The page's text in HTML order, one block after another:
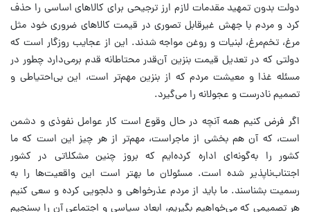
دولت بدون تمهید مقدمات لازم ارز ترجیحی برای کالا‌های اساسی را حذف
کرد و مردم با جهش غیرقابل تصوری در قیمت کالا‌های ضروری خود مثل
مرغ، تخم‌مرغ، لبنیات و روغن مواجه شدند. این از عجایب روزگار است که
دولتی که در تعدیل قیمت بنزین آن‌قدر محتاطانه قدم برمی‌دارد چطور در
مسئله غذا و معیشت مردم که از بنزین مهم‌تر است، این بی‌احتیاطی و
تصمیم نادرست و عجولانه را می‌گیرد.
اگر فرض کنیم همه آنچه در حال وقوع است کار عوامل نفوذی و دشمن
است، که آن هم بخشی از ماجراست، مهم‌تر از هر چیز این است که ما
کشور را به‌گونه‌ای اداره کرده‌ایم که بروز چنین مشکلاتی در کشور
اجتناب‌ناپذیر شده است. مسئولان ما بهتر است این واقعیت‌ها را به
رسمیت بشناسند. ما باید از مردم عذرخواهی و دلجویی کرده و سعی کنیم
هر تصمیمی که می‌خواهیم بگیریم، ابعاد سیاسی و اجتماعی آن را بسنجیم